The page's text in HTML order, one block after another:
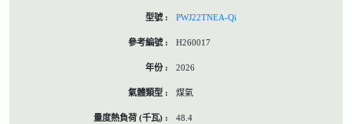
PWJ22TNEA-Qi
H260017
2026
煤氣
48.4